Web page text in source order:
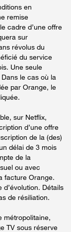
en
remise
cadre d’une offre
sur
révolus du
du service
Une seule
le cas où la
par Orange, le
sur Netflix,
d’une offre
de la (des)
délai de 3 mois
de la
ou avec
facture Orange.
Détails
de résiliation.
métropolitaine,
TV sous réserve